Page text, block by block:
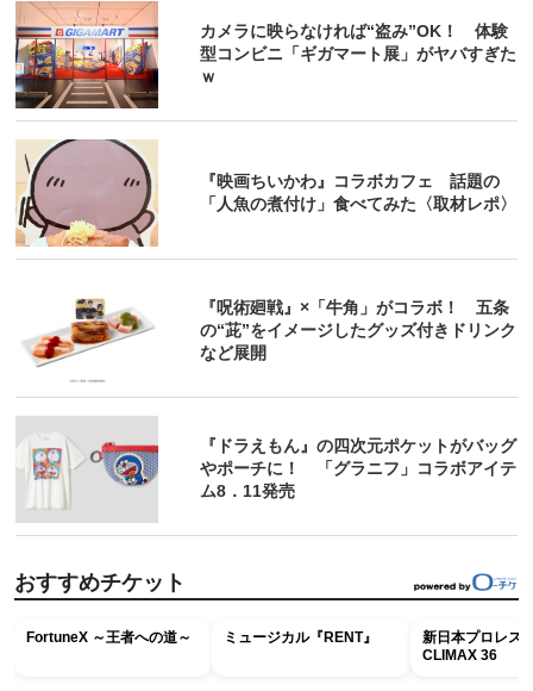
カメラに映らなければ“盗み”OK！ 体験
型コンビニ「ギガマート展」がヤバすぎた
ｗ
『映画ちいかわ』コラボカフェ 話題の
「人魚の煮付け」食べてみた〈取材レポ〉
『呪術廻戦』×「牛角」がコラボ！ 五条
の“茈”をイメージしたグッズ付きドリンク
など展開
『ドラえもん』の四次元ポケットがバッグ
やポーチに！ 「グラニフ」コラボアイテ
ム8．11発売
おすすめチケット
FortuneX ～王者への道～ ミュージカル『RENT』
新日本プロレス
CLIMAX 36